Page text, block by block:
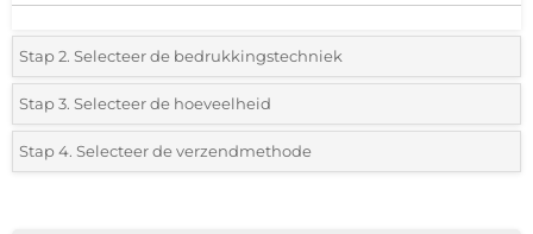
Stap 2. Selecteer de bedrukkingstechniek
*Selecteer de bedrukking en kleuren van het logo:
1 Kleur (Aan een kant)
Stap 3. Selecteer de hoeveelheid
*Selecteer uit de lijst of voeg het gewenste aantal in
Stap 4. Selecteer de verzendmethode